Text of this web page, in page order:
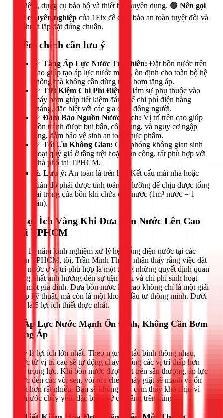
nghiệm, dụng cụ bảo hộ và thiết bị chuyên dụng. 🟢 Nên gọi
thợ chuyên nghiệp của 1Fix để đảm bảo an toàn tuyệt đối và
kỹ thuật lắp đặt đúng chuẩn.
Điểm chính cần lưu ý
✅ Tăng Áp Lực Nước Tự Nhiên: Đặt bồn nước trên
cao giúp tạo áp lực nước mạnh, ổn định cho toàn bộ hệ
thống mà không cần dùng máy bơm tăng áp.
✅ Tiết Kiệm Chi Phí Điện:
Giảm sự phụ thuộc vào
máy bơm giúp tiết kiệm đáng kể chi phí điện hàng
tháng, đặc biệt với các gia đình đông người.
✅ Đảm Bảo Nguồn Nước Sạch: Vị trí trên cao giúp
bồn tránh được bụi bẩn, côn trùng, và nguy cơ ngập
úng, đảm bảo vệ sinh an toàn thực phẩm.
✅ Tối Ưu Không Gian: Giải phóng không gian sinh
hoạt quý giá ở tầng trệt hoặc ban công, rất phù hợp với
nhà phố tại TPHCM.
⚠️ Lưu ý: An toàn là trên hết. Kết cấu mái nhà hoặc
giàn đỡ phải được tính toán kỹ lưỡng để chịu được tổng
tải trọng của bồn khi chứa đầy nước (1m³ nước = 1
tấn).
5 Lợi Ích Vàng Khi Đưa Bồn Nước Lên Cao
Tại TPHCM
Với 13 năm kinh nghiệm xử lý hệ thống điện nước tại các
quận TPHCM, tôi, Trần Minh Thịnh, nhận thấy rằng việc đặt
bồn nước ở vị trí phù hợp là một trong những quyết định quan
trọng nhất ảnh hưởng đến sự tiện nghi và chi phí sinh hoạt
của một gia đình. Đưa bồn nước lên cao không chỉ là một giải
pháp kỹ thuật, mà còn là một khoản đầu tư thông minh. Dưới
đây là 5 lợi ích thiết thực nhất.
1. Áp Lực Nước Mạnh Ổn Định, Không Cần Bơm
Tăng Áp
Đây là lợi ích lớn nhất. Theo nguyên tắc bình thông nhau,
nước từ vị trí cao sẽ tự động chảy xuống các vị trí thấp hơn
nhờ trọng lực. Khi bồn nước được đặt trên sân thượng, áp lực
nước đến các vòi sen, vòi rửa chén, máy giặt sẽ mạnh và ổn
định hơn rất nhiều. Bạn sẽ không còn cảm thấy khó chịu vì
vòi nước chảy yếu, đặc biệt là ở các tầng trên cùng.